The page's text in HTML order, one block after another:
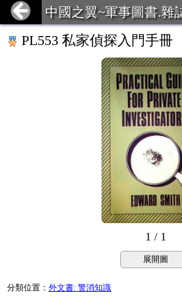
中國之翼~軍事圖書.雜
PL553 私家偵探入門手冊
1 / 1
展開圖
分類位置 ： 外文書: 警消知識